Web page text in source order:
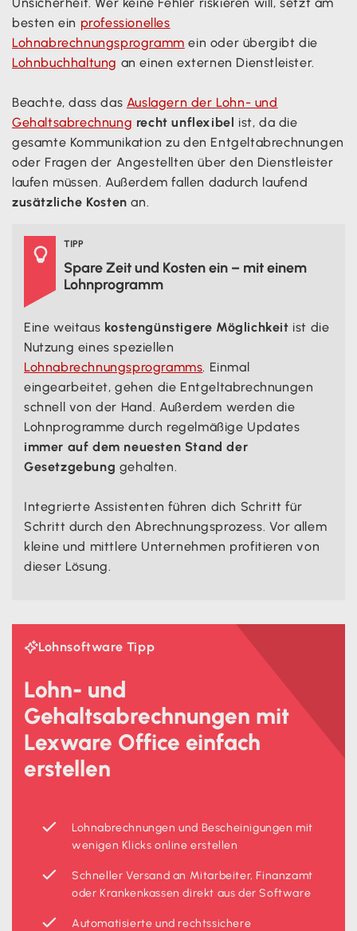
besten ein professionelles
Lohnabrechnungsprogramm ein oder übergibt die
Lohnbuchhaltung an einen externen Dienstleister.
Beachte, dass das Auslagern der Lohn- und
Gehaltsabrechnung recht unflexibel ist, da die
gesamte Kommunikation zu den Entgeltabrechnungen
oder Fragen der Angestellten über den Dienstleister
laufen müssen. Außerdem fallen dadurch laufend
zusätzliche Kosten an.‍
 TIPP
Spare Zeit und Kosten ein – mit einem
Lohnprogramm
Eine weitaus kostengünstigere Möglichkeit ist die
Nutzung eines speziellen
Lohnabrechnungsprogramms. Einmal
eingearbeitet, gehen die Entgeltabrechnungen
schnell von der Hand. Außerdem werden die
Lohnprogramme durch regelmäßige Updates
immer auf dem neuesten Stand der
Gesetzgebung gehalten.
Integrierte Assistenten führen dich Schritt für
Schritt durch den Abrechnungsprozess. Vor allem
kleine und mittlere Unternehmen profitieren von
dieser Lösung.
Lohnsoftware Tipp
Lohn- und
Gehaltsabrechnungen mit
Lexware Office einfach
erstellen
Lohnabrechnungen und Bescheinigungen mit
wenigen Klicks online erstellen
Schneller Versand an Mitarbeiter, Finanzamt
oder Krankenkassen direkt aus der Software
Automatisierte und rechtssichere